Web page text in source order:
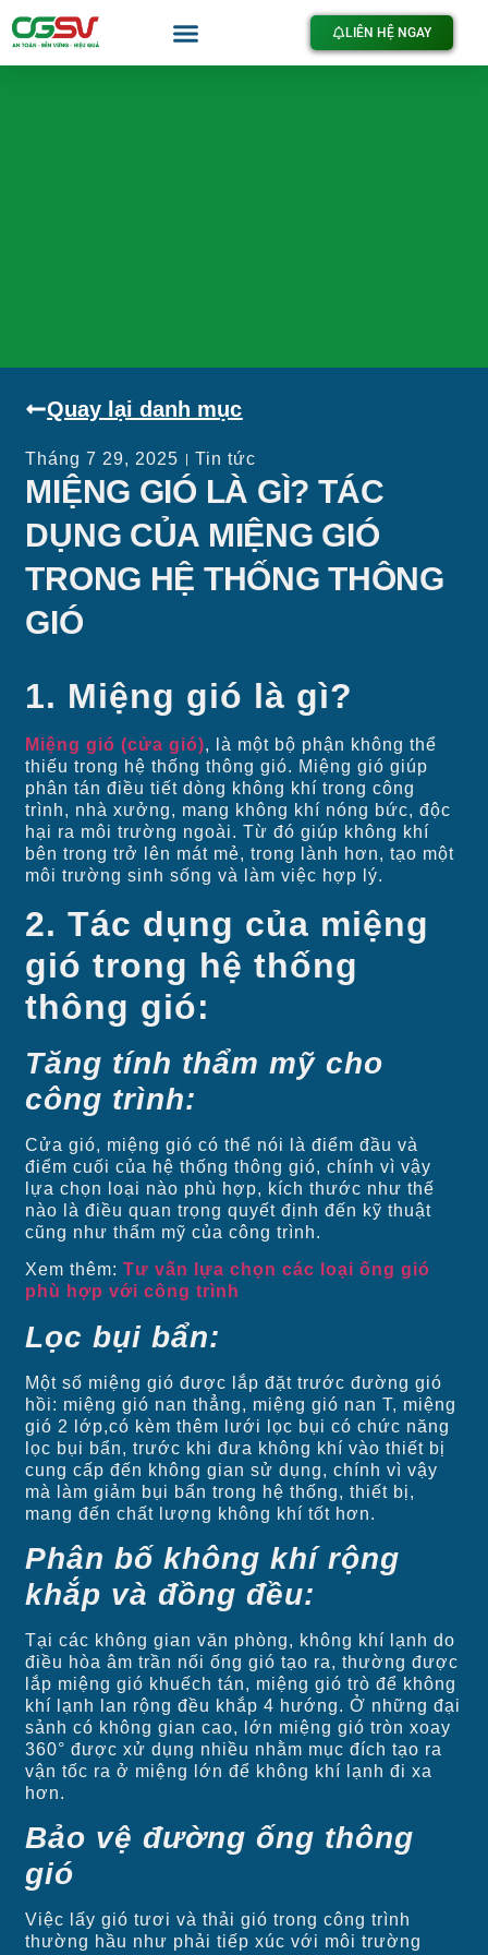
LIÊN HỆ NGAY
Quay lại danh mục
Tháng 7 29, 2025 Tin tức
MIỆNG GIÓ LÀ GÌ? TÁC
DỤNG CỦA MIỆNG GIÓ
TRONG HỆ THỐNG THÔNG
GIÓ
1. Miệng gió là gì?
Miệng gió (cửa gió), là một bộ phận không thể
thiếu trong hệ thống thông gió. Miệng gió giúp
phân tán điều tiết dòng không khí trong công
trình, nhà xưởng, mang không khí nóng bức, độc
hại ra môi trường ngoài. Từ đó giúp không khí
bên trong trở lên mát mẻ, trong lành hơn, tạo một
môi trường sinh sống và làm việc hợp lý.
2. Tác dụng của miệng
gió trong hệ thống
thông gió:
Tăng tính thẩm mỹ cho
công trình:
Cửa gió, miệng gió có thể nói là điểm đầu và
điểm cuối của hệ thống thông gió, chính vì vậy
lựa chọn loại nào phù hợp, kích thước như thế
nào là điều quan trọng quyết định đến kỹ thuật
cũng như thẩm mỹ của công trình.
Xem thêm:Tư vấn lựa chọn các loại ống gió
phù hợp với công trình
Lọc bụi bẩn:
Một số miệng gió được lắp đặt trước đường gió
hồi: miệng gió nan thẳng, miệng gió nan T, miệng
gió 2 lớp,có kèm thêm lưới lọc bụi có chức năng
lọc bụi bẩn, trước khi đưa không khí vào thiết bị
cung cấp đến không gian sử dụng, chính vì vậy
mà làm giảm bụi bẩn trong hệ thống, thiết bị,
mang đến chất lượng không khí tốt hơn.
Phân bố không khí rộng
khắp và đồng đều:
Tại các không gian văn phòng, không khí lạnh do
điều hòa âm trần nối ống gió tạo ra, thường được
lắp miệng gió khuếch tán, miệng gió trò để không
khí lạnh lan rộng đều khắp 4 hướng. Ở những đại
sảnh có không gian cao, lớn miệng gió tròn xoay
360° được xử dụng nhiều nhằm mục đích tạo ra
vận tốc ra ở miệng lớn để không khí lạnh đi xa
hơn.
Bảo vệ đường ống thông
gió
Việc lấy gió tươi và thải gió trong công trình
thường hầu như phải tiếp xúc với môi trường